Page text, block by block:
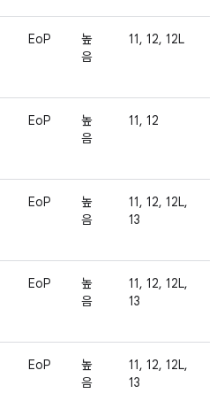
EoP
높
음
11, 12, 12L
EoP
높
음
11, 12
EoP
높
음
11, 12, 12L,
13
EoP
높
음
11, 12, 12L,
13
EoP
높
음
11, 12, 12L,
13